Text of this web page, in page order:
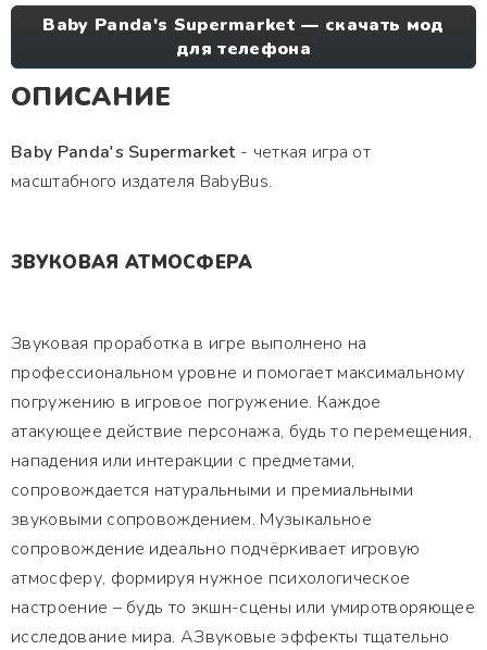
Baby Panda's Supermarket — скачать мод
для телефона
ОПИСАНИЕ
Baby Panda's Supermarket- четкая игра от
масштабного издателя BabyBus.
ЗВУКОВАЯ АТМОСФЕРА
Звуковая проработка в игре выполнено на
профессиональном уровне и помогает максимальному
погружению в игровое погружение. Каждое
атакующее действие персонажа, будь то перемещения,
нападения или интеракции с предметами,
сопровождается натуральными и премиальными
звуковыми сопровождением. Музыкальное
сопровождение идеально подчёркивает игровую
атмосферу, формируя нужное психологическое
настроение – будь то экшн-сцены или умиротворяющее
исследование мира. АЗвуковые эффекты тщательно